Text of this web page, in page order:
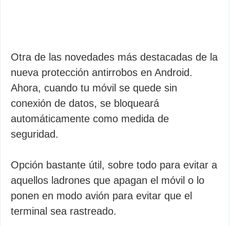
Otra de las novedades más destacadas de la
nueva protección antirrobos en Android.
Ahora, cuando tu móvil se quede sin
conexión de datos, se bloqueará
automáticamente como medida de
seguridad.
Opción bastante útil, sobre todo para evitar a
aquellos ladrones que apagan el móvil o lo
ponen en modo avión para evitar que el
terminal sea rastreado.